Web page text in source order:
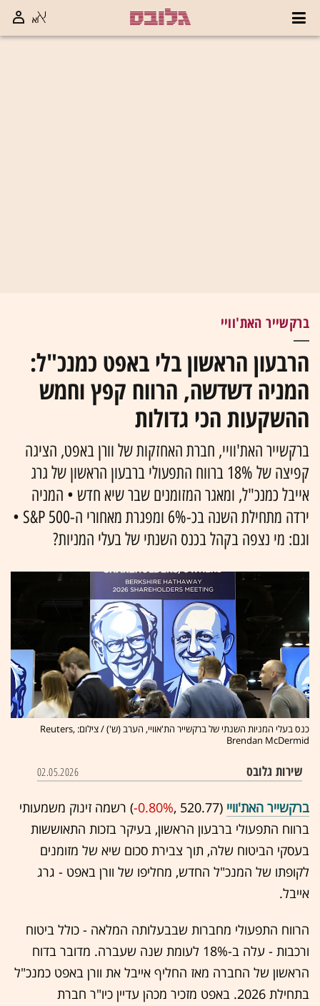
ברקשייר האת'וויי
הרבעון הראשון בלי באפט כמנכ"ל:
המניה דשדשה, הרווח קפץ וחמש
ההשקעות הכי גדולות
ברקשייר האת'וויי, חברת האחזקות של וורן באפט, הציגה
קפיצה של 18% ברווח התפעולי ברבעון הראשון של גרג
אייבל כמנכ"ל, ומאגר המזומנים שבר שיא חדש • המניה
ירדה מתחילת השנה בכ-6% ומפגרת מאחורי ה-S&P 500 •
וגם: מי נצפה בקהל בכנס השנתי של בעלי המניות?
כנס בעלי המניות השנתי של ברקשייר הת'אוויי, הערב (ש') / צילום: Reuters,
Brendan McDermid
שירות גלובס 02.05.2026
ברקשייר האת'וויי (520.77 ,‎
-0.80%‏) רשמה זינוק משמעותי
ברווח התפעולי ברבעון הראשון, בעיקר בזכות התאוששות
בעסקי הביטוח שלה, תוך צבירת סכום שיא של מזומנים
לקופתו של המנכ"ל החדש, מחליפו של וורן באפט - גרג
אייבל.
הרווח התפעולי מחברות שבבעלותה המלאה - כולל ביטוח
ורכבות - עלה ב-18% לעומת שנה שעברה. מדובר בדוח
הראשון של החברה מאז החליף אייבל את וורן באפט כמנכ"ל
בתחילת 2026. באפט מזכיר מכהן עדיין כיו"ר חברת